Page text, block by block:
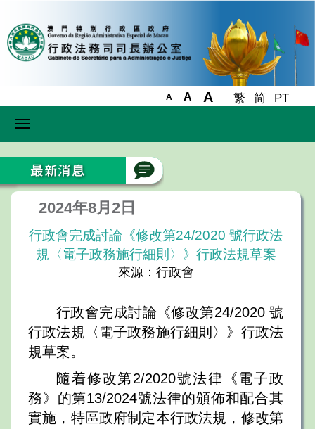
A A A 繁 简 PT
Toggle
2024年8月2日
行政會完成討論《修改第24/2020 號行政法
規〈電子政務施行細則〉》行政法規草案
來源：行政會
行政會完成討論《修改第24/2020 號
行政法規〈電子政務施行細則〉》行政法
規草案。
隨着修改第2/2020號法律《電子政
務》的第13/2024號法律的頒佈和配合其
實施，特區政府制定本行政法規，修改第